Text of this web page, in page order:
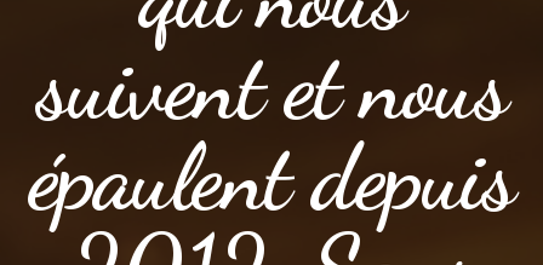
suivent et nous
épaulent depuis